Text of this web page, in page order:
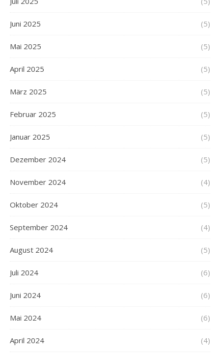
Juni 2025 (5)
Mai 2025 (5)
April 2025 (5)
März 2025 (5)
Februar 2025 (5)
Januar 2025 (5)
Dezember 2024 (5)
November 2024 (4)
Oktober 2024 (5)
September 2024 (4)
August 2024 (5)
Juli 2024 (6)
Juni 2024 (6)
Mai 2024 (6)
April 2024 (4)